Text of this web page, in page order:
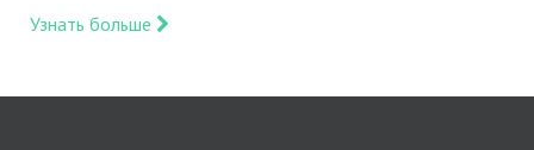
Узнать больше